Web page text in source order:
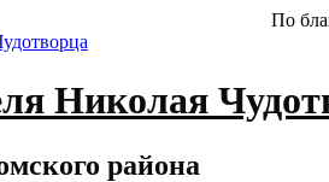
По
Николая
района